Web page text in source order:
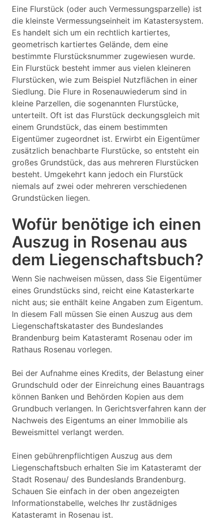
Eine Flurstück (oder auch Vermessungsparzelle) ist
die kleinste Vermessungseinheit im Katastersystem.
Es handelt sich um ein rechtlich kartiertes,
geometrisch kartiertes Gelände, dem eine
bestimmte Flurstücksnummer zugewiesen wurde.
Ein Flurstück besteht immer aus vielen kleineren
Flurstücken, wie zum Beispiel Nutzflächen in einer
Siedlung. Die Flure in Rosenauwiederum sind in
kleine Parzellen, die sogenannten Flurstücke,
unterteilt. Oft ist das Flurstück deckungsgleich mit
einem Grundstück, das einem bestimmten
Eigentümer zugeordnet ist. Erwirbt ein Eigentümer
zusätzlich benachbarte Flurstücke, so entsteht ein
großes Grundstück, das aus mehreren Flurstücken
besteht. Umgekehrt kann jedoch ein Flurstück
niemals auf zwei oder mehreren verschiedenen
Grundstücken liegen.
Wofür benötige ich einen
Auszug in Rosenau aus
dem Liegenschaftsbuch?
Wenn Sie nachweisen müssen, dass Sie Eigentümer
eines Grundstücks sind, reicht eine Katasterkarte
nicht aus; sie enthält keine Angaben zum Eigentum.
In diesem Fall müssen Sie einen Auszug aus dem
Liegenschaftskataster des Bundeslandes
Brandenburg beim Katasteramt Rosenau oder im
Rathaus Rosenau vorlegen.
Bei der Aufnahme eines Kredits, der Belastung einer
Grundschuld oder der Einreichung eines Bauantrags
können Banken und Behörden Kopien aus dem
Grundbuch verlangen. In Gerichtsverfahren kann der
Nachweis des Eigentums an einer Immobilie als
Beweismittel verlangt werden.
Einen gebührenpflichtigen Auszug aus dem
Liegenschaftsbuch erhalten Sie im Katasteramt der
Stadt Rosenau/ des Bundeslands Brandenburg.
Schauen Sie einfach in der oben angezeigten
Informationstabelle, welches Ihr zustädniges
Katasteramt in Rosenau ist.